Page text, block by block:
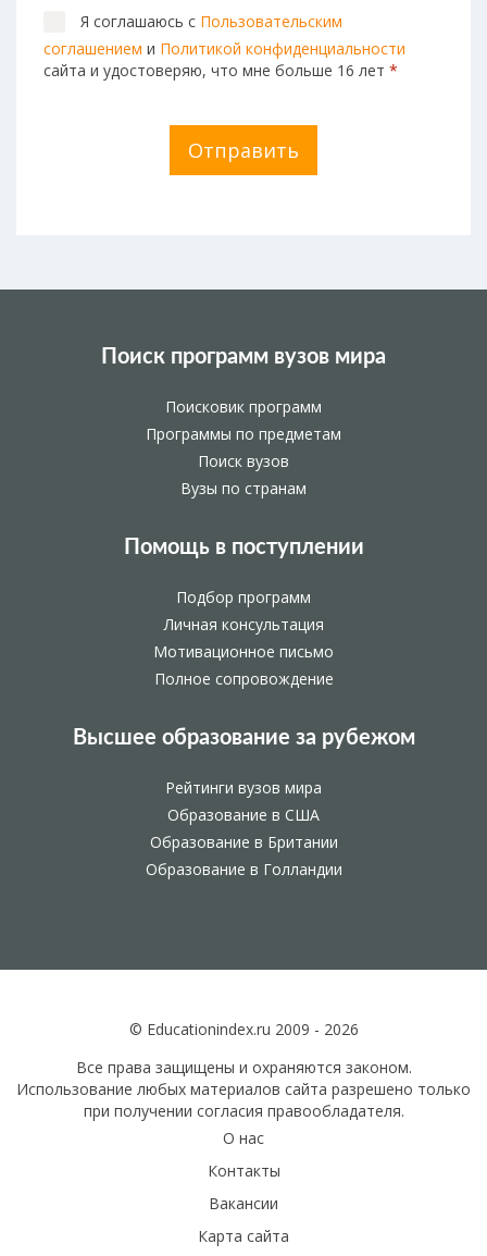
Я соглашаюсь с Пользовательским
соглашением и Политикой конфиденциальности
сайта и удостоверяю, что мне больше 16 лет *
Отправить
Поиск программ вузов мира
Поисковик программ
Программы по предметам
Поиск вузов
Вузы по странам
Помощь в поступлении
Подбор программ
Личная консультация
Мотивационное письмо
Полное сопровождение
Высшее образование за рубежом
Рейтинги вузов мира
Образование в США
Образование в Британии
Образование в Голландии
© Educationindex.ru 2009 - 2026
Все права защищены и охраняются законом.
Использование любых материалов сайта разрешено только
при получении согласия правообладателя.
О нас
Контакты
Вакансии
Карта сайта